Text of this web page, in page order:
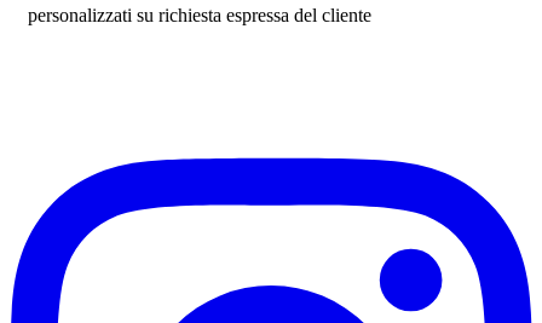
personalizzati su richiesta espressa del cliente